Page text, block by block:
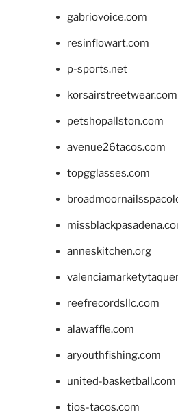
gabriovoice.com
resinflowart.com
p-sports.net
korsairstreetwear.com
petshopallston.com
avenue26tacos.com
topgglasses.com
anneskitchen.org
reefrecordsllc.com
alawaffle.com
aryouthfishing.com
united-basketball.com
tios-tacos.com